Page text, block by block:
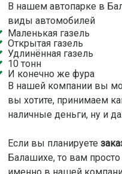
В нашем автопарке в
виды автомобилей
Маленькая газель
Открытая газель
Удлинённая газель
10 тонн
И конечно же фура
В нашей компании вы
вы хотите, принимаем
наличные деньги, ну и
Если вы планируете
Балашихе, то вам